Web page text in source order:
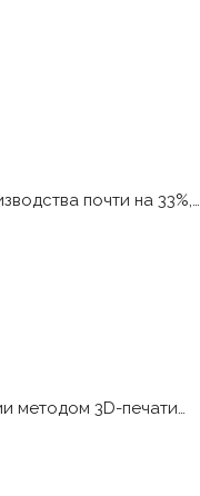
почти на 33%,…
методом 3D-печати…